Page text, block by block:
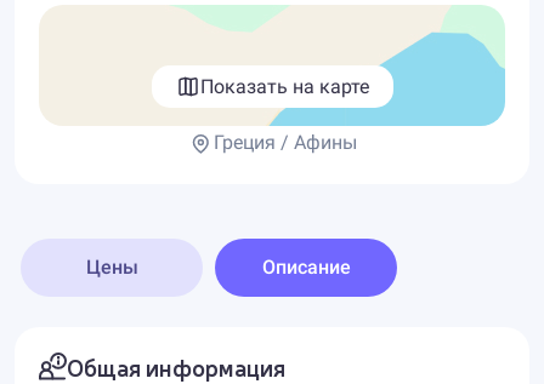
Показать на карте
Греция / Афины
Цены Описание
Общая информация